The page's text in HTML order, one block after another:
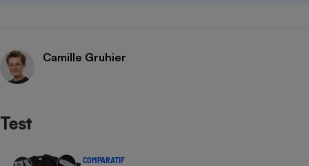
Camille Gruhier
Test
COMPARATIF